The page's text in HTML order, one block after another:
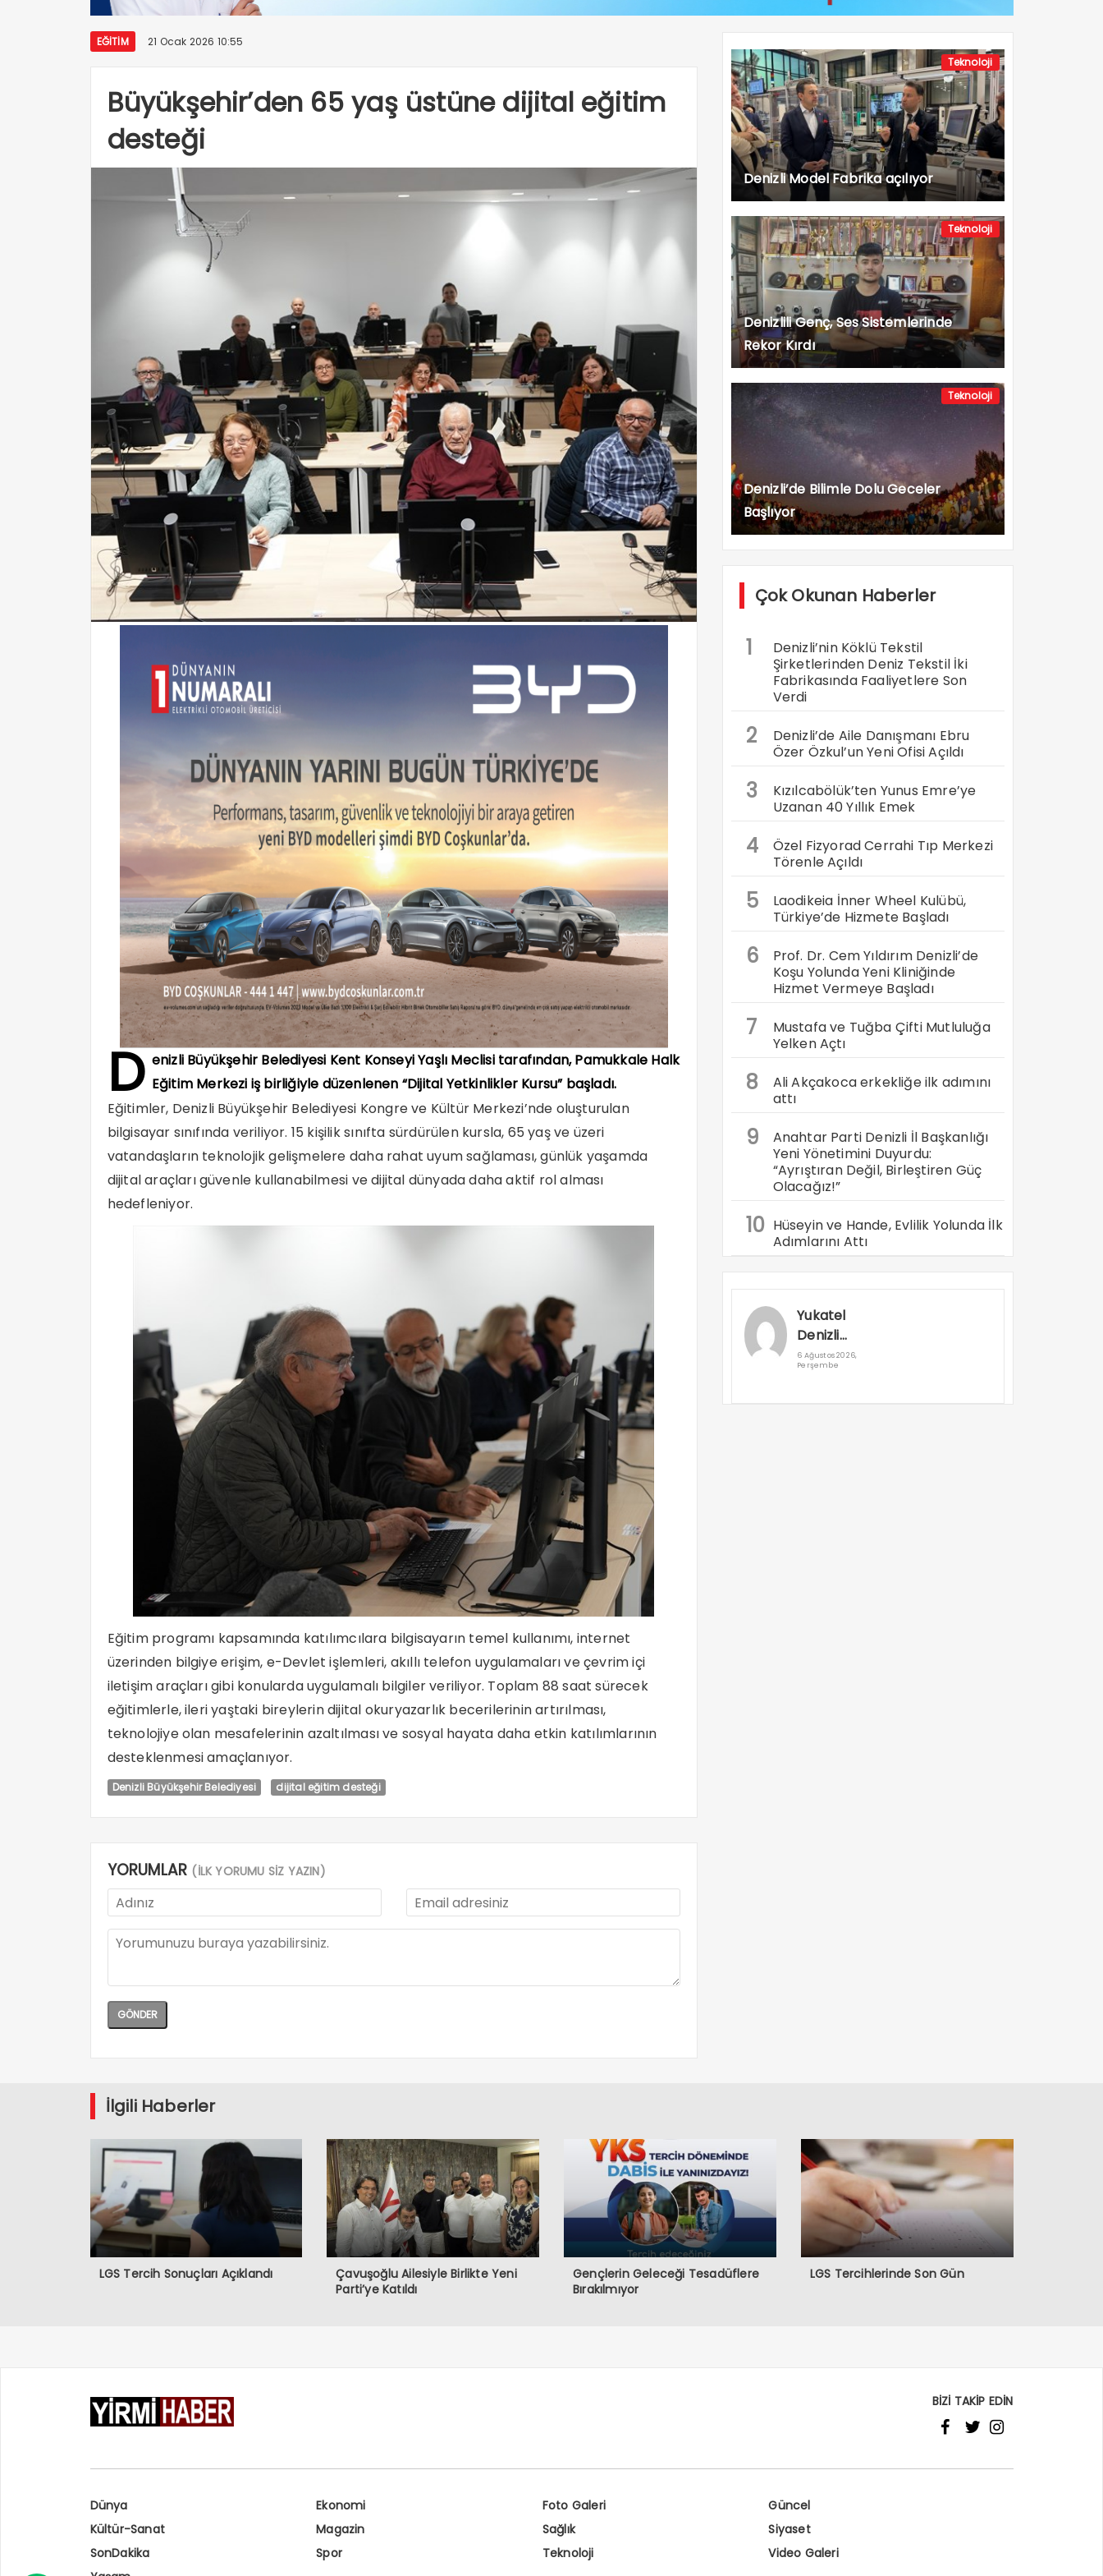
EĞITIM 21 Ocak 2026 10:55
Büyükşehir’den 65 yaş üstüne dijital eğitim
desteği
D enizli Büyükşehir Belediyesi Kent Konseyi Yaşlı Meclisi tarafından, Pamukkale Halk
Eğitim Merkezi iş birliğiyle düzenlenen “Dijital Yetkinlikler Kursu” başladı.
Eğitimler, Denizli Büyükşehir Belediyesi Kongre ve Kültür Merkezi’nde oluşturulan
bilgisayar sınıfında veriliyor. 15 kişilik sınıfta sürdürülen kursla, 65 yaş ve üzeri
vatandaşların teknolojik gelişmelere daha rahat uyum sağlaması, günlük yaşamda
dijital araçları güvenle kullanabilmesi ve dijital dünyada daha aktif rol alması
hedefleniyor.
Eğitim programı kapsamında katılımcılara bilgisayarın temel kullanımı, internet
üzerinden bilgiye erişim, e-Devlet işlemleri, akıllı telefon uygulamaları ve çevrim içi
iletişim araçları gibi konularda uygulamalı bilgiler veriliyor. Toplam 88 saat sürecek
eğitimlerle, ileri yaştaki bireylerin dijital okuryazarlık becerilerinin artırılması,
teknolojiye olan mesafelerinin azaltılması ve sosyal hayata daha etkin katılımlarının
desteklenmesi amaçlanıyor.
Denizli Büyükşehir Belediyesi dijital eğitim desteği
YORUMLAR (İLK YORUMU SİZ YAZIN)
Teknoloji
Denizli Model Fabrika açılıyor
Teknoloji
Denizlili Genç, Ses Sistemlerinde
Rekor Kırdı
Teknoloji
Denizli’de Bilimle Dolu Geceler
Başlıyor
Çok Okunan Haberler
1
Denizli’nin Köklü Tekstil
Şirketlerinden Deniz Tekstil İki
Fabrikasında Faaliyetlere Son
Verdi
2
Denizli’de Aile Danışmanı Ebru
Özer Özkul’un Yeni Ofisi Açıldı
3
Kızılcabölük’ten Yunus Emre’ye
Uzanan 40 Yıllık Emek
4
Özel Fizyorad Cerrahi Tıp Merkezi
Törenle Açıldı
5
Laodikeia İnner Wheel Kulübü,
Türkiye’de Hizmete Başladı
6
Prof. Dr. Cem Yıldırım Denizli’de
Koşu Yolunda Yeni Kliniğinde
Hizmet Vermeye Başladı
7
Mustafa ve Tuğba Çifti Mutluluğa
Yelken Açtı
8
Ali Akçakoca erkekliğe ilk adımını
attı
9
Anahtar Parti Denizli İl Başkanlığı
Yeni Yönetimini Duyurdu:
“Ayrıştıran Değil, Birleştiren Güç
Olacağız!”
10 Hüseyin ve Hande, Evlilik Yolunda İlk
Adımlarını Attı
Yukatel
Denizli
Basket’in
Süper Lig
6 Ağustos 2026,
Perşembe
İlgili Haberler
LGS Tercih Sonuçları Açıklandı
Çavuşoğlu Ailesiyle Birlikte Yeni
Parti’ye Katıldı
Gençlerin Geleceği Tesadüflere
Bırakılmıyor
LGS Tercihlerinde Son Gün
BİZİ TAKİP EDİN
Dünya Ekonomi Foto Galeri
Güncel
Kültür-Sanat
Magazin Sağlık
Siyaset
SonDakika
Spor Teknoloji
Video Galeri